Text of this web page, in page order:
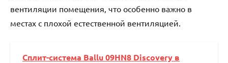
вентиляции помещения‚ что особенно важно в
местах с плохой естественной вентиляцией.
Сплит-система Ballu 09HN8 Discovery в